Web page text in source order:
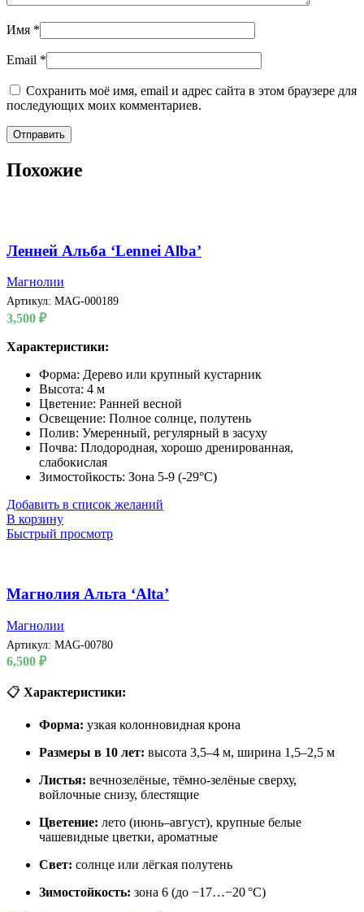
Имя *
Email *
Сохранить моё имя, email и адрес сайта в этом браузере для
последующих моих комментариев.
Похожие
Ленней Альба ‘Lennei Alba’
Магнолии
Артикул: MAG-000189
3,500 ₽
Характеристики:
Форма: Дерево или крупный кустарник
Высота: 4 м
Цветение: Ранней весной
Освещение: Полное солнце, полутень
Полив: Умеренный, регулярный в засуху
Почва: Плодородная, хорошо дренированная,
слабокислая
Зимостойкость: Зона 5-9 (-29°C)
Добавить в список желаний
В корзину
Быстрый просмотр
Магнолия Альта ‘Alta’
Магнолии
Артикул: MAG-00780
6,500 ₽
📋 Характеристики:
Форма: узкая колонновидная крона
Размеры в 10 лет: высота 3,5–4 м, ширина 1,5–2,5 м
Листья: вечнозелёные, тёмно-зелёные сверху,
войлочные снизу, блестящие
Цветение: лето (июнь–август), крупные белые
чашевидные цветки, ароматные
Свет: солнце или лёгкая полутень
Зимостойкость: зона 6 (до −17…−20 °C)